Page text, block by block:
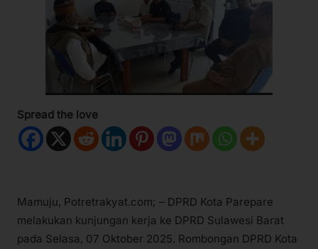
Spread the love
Mamuju, Potretrakyat.com; – DPRD Kota Parepare
melakukan kunjungan kerja ke DPRD Sulawesi Barat
pada Selasa, 07 Oktober 2025. Rombongan DPRD Kota